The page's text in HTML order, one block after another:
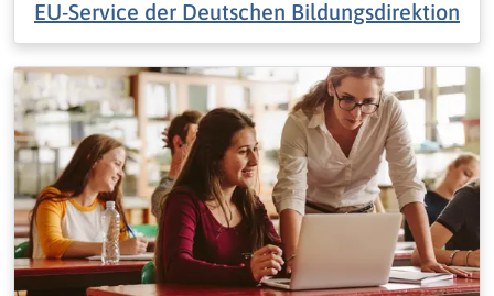
EU-Service der Deutschen Bildungsdirektion